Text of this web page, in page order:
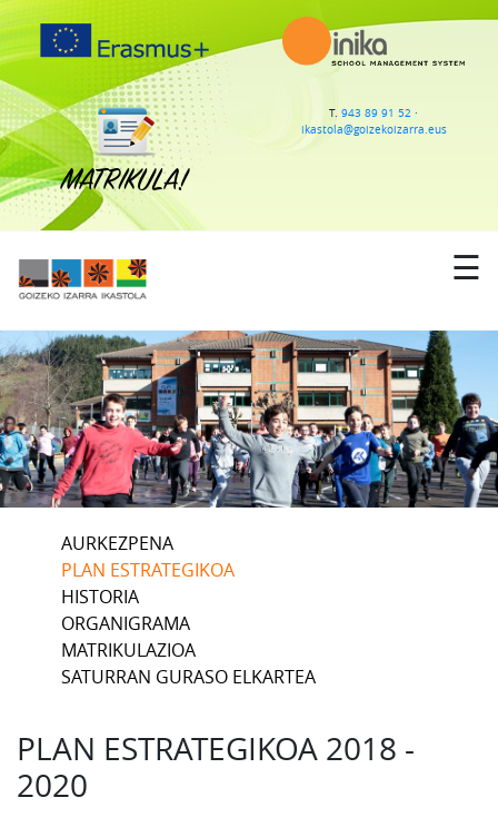
MATRIKULA!
T. 943 89 91 52 ·
ikastola@goizekoizarra.eus
☰
IKASTOLA
HEZKUNTZA ESKAINTZA
ZERBITZUAK
BERRIAK
AGENDA
KONTAKTUA
AURKEZPENA
PLAN ESTRATEGIKOA
HISTORIA
ORGANIGRAMA
MATRIKULAZIOA
SATURRAN GURASO ELKARTEA
PLAN ESTRATEGIKOA 2018 -
2020